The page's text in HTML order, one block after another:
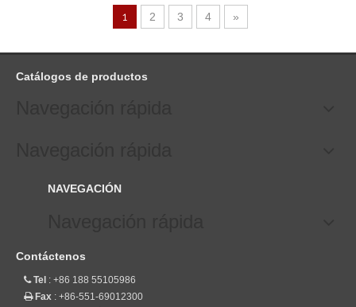
1 2 3 4 »
Catálogos de productos
NAVEGACIÓN
Contáctenos
Tel : +86 188 55105986
Fax : +86-551-69012300